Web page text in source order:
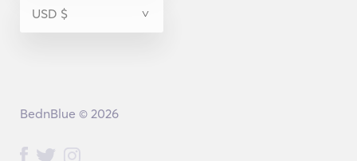
BednBlue © 2026